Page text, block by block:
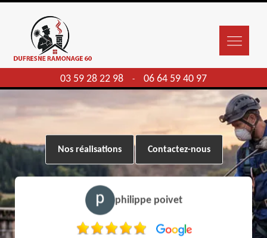
03 59 28 22 98 - 06 64 59 40 97
Nos réalisations Contactez-nous
philippe poivet